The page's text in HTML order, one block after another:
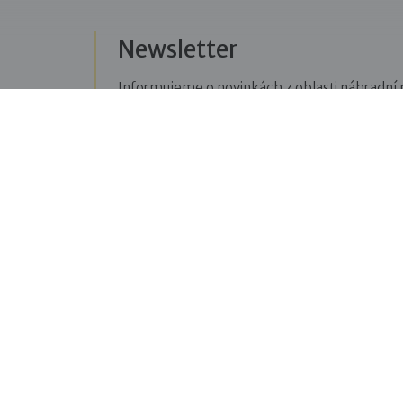
Newsletter
Informujeme o novinkách z oblasti náhradní